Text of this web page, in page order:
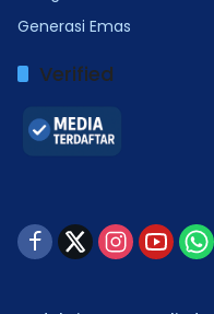
Generasi Emas
Verified